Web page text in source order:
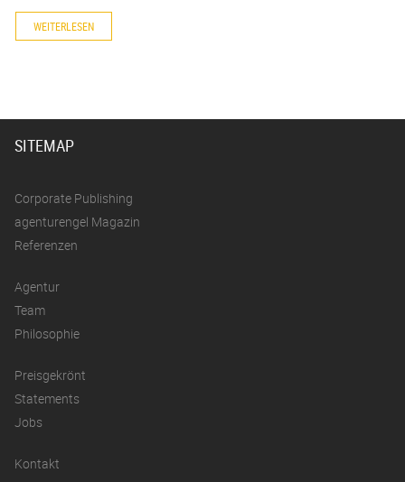
WEITERLESEN
SITEMAP
Corporate Publishing
agenturengel Magazin
Referenzen
Agentur
Team
Philosophie
Preisgekrönt
Statements
Jobs
Kontakt